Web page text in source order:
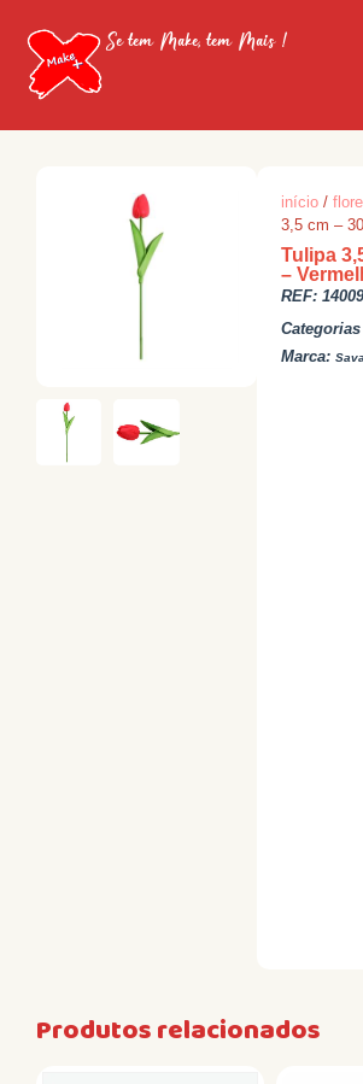
Se tem Make, tem Mais !
início /
3,5 cm –
Tulipa
–
REF:
Categorias
Marca:
Produtos relacionados